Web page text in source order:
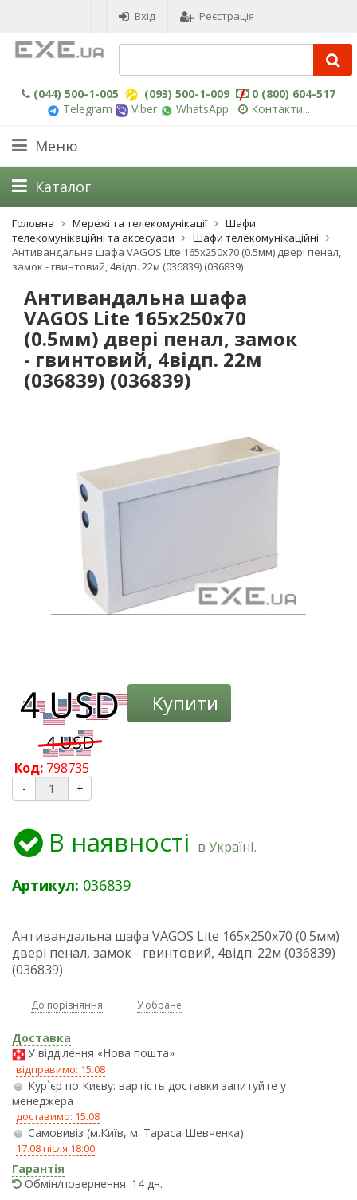
Вхід Реєстрація
(044) 500-1-005 (093) 500-1-009
0 (800) 604-517
Telegram
Viber WhatsApp Контакти...
Меню
Головна Мережі та телекомунікації
Шафи
телекомунікаційні та аксесуари
Шафи телекомунікаційні
Антивандальна шафа VAGOS Lite 165х250x70 (0.5мм) двері пенал,
замок - гвинтовий, 4відп. 22м (036839) (036839)
Антивандальна шафа
VAGOS Lite 165х250x70
(0.5мм) двері пенал, замок
- гвинтовий, 4відп. 22м
(036839) (036839)
Купити
Код: 798735
- +
В наявності в Україні.
Артикул: 036839
Антивандальна шафа VAGOS Lite 165х250x70 (0.5мм)
двері пенал, замок - гвинтовий, 4відп. 22м (036839)
(036839)
До порівняння У обране
Доставка
У відділення «Нова пошта»
відправимо: 15.08
Кур`єр по Києву: вартість доставки запитуйте у
менеджера
доставимо: 15.08
Самовивіз (м.Київ, м. Тараса Шевченка)
17.08 після 18:00
Гарантія
Обмін/повернення: 14 дн.
Каталог